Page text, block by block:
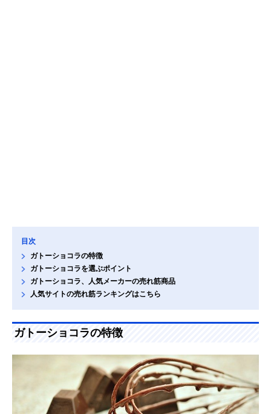
目次
ガトーショコラの特徴
ガトーショコラを選ぶポイント
ガトーショコラ、人気メーカーの売れ筋商品
人気サイトの売れ筋ランキングはこちら
ガトーショコラの特徴